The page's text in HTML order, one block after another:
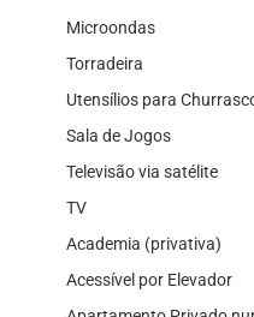
Microondas
Torradeira
Utensílios para
Sala de Jogos
Televisão via satélite
TV
Academia (privativa)
Acessível por Elevador